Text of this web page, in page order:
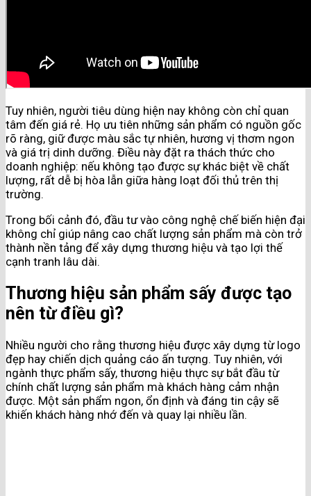
Tuy nhiên, người tiêu dùng hiện nay không còn chỉ quan
tâm đến giá rẻ. Họ ưu tiên những sản phẩm có nguồn gốc
rõ ràng, giữ được màu sắc tự nhiên, hương vị thơm ngon
và giá trị dinh dưỡng. Điều này đặt ra thách thức cho
doanh nghiệp: nếu không tạo được sự khác biệt về chất
lượng, rất dễ bị hòa lẫn giữa hàng loạt đối thủ trên thị
trường.
Trong bối cảnh đó, đầu tư vào công nghệ chế biến hiện đại
không chỉ giúp nâng cao chất lượng sản phẩm mà còn trở
thành nền tảng để xây dựng thương hiệu và tạo lợi thế
cạnh tranh lâu dài.
Thương hiệu sản phẩm sấy được tạo
nên từ điều gì?
Nhiều người cho rằng thương hiệu được xây dựng từ logo
đẹp hay chiến dịch quảng cáo ấn tượng. Tuy nhiên, với
ngành thực phẩm sấy, thương hiệu thực sự bắt đầu từ
chính chất lượng sản phẩm mà khách hàng cảm nhận
được. Một sản phẩm ngon, ổn định và đáng tin cậy sẽ
khiến khách hàng nhớ đến và quay lại nhiều lần.